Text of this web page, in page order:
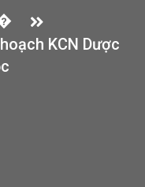
KCN Dược